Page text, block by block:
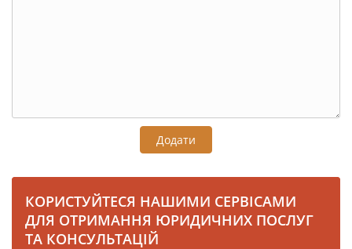
Додати
КОРИСТУЙТЕСЯ НАШИМИ СЕРВІСАМИ
ДЛЯ ОТРИМАННЯ ЮРИДИЧНИХ ПОСЛУГ
ТА КОНСУЛЬТАЦІЙ